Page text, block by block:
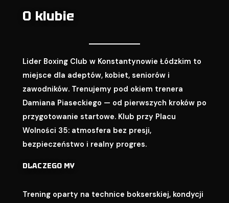
O klubie
Lider Boxing Club w Konstantynowie Łódzkim to
miejsce dla adeptów, kobiet, seniorów i
zawodników. Trenujemy pod okiem trenera
Damiana Piaseckiego — od pierwszych kroków po
przygotowanie startowe. Klub przy Placu
Wolności 35: atmosfera bez presji,
bezpieczeństwo i realny progres.
DLACZEGO MY
Trening oparty na technice bokserskiej, kondycji